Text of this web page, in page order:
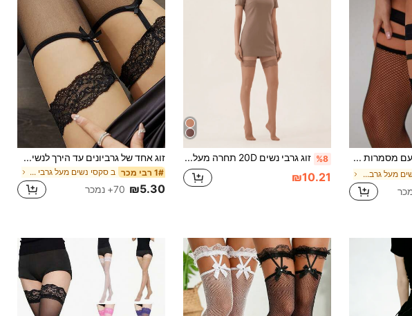
גרביונים גבוהים עם מסמרות חלולות לנשים, גרביים שקופות סקסיות מעל הברך, לא במידות גדולות, נעימות
ב ארגייל נשים מעל גרבי הברך
%8 זוג גרבי נשים 20D תחרה מעל הברך עם סיליקון נגד החלקה, סקסי ואופנתי
₪10.21
זוג אחד של גרביונים עד הירך לנשים עם קשת, גימור תחרה, קשירה, סקסיות ומונעות החלקה, מתאימות לנשים מתחת למשקל 59 ק"ג, גרביים נעימות
1# רבי מכר ב סקסי נשים מעל גרבי הברך
₪5.30 70+ נמכר